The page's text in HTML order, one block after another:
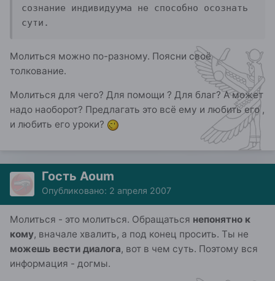
сознание индивидуума не способно осознать
сути.
Молиться можно по-разному. Поясни своё
толкование.
Молиться для чего? Для помощи ? Для благ? А может
надо наоборот? Предлагать это всё ему и любить его ,
и любить его уроки?
Гость Aoum
Опубликовано: 2 апреля 2007
Молиться - это молиться. Обращаться непонятно к
кому, вначале хвалить, а под конец просить. Ты не
можешь вести диалога, вот в чем суть. Поэтому вся
информация - догмы.